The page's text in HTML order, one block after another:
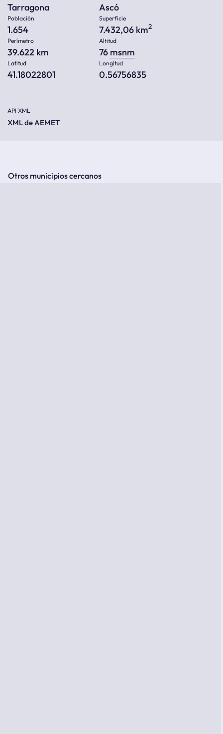
Tarragona Ascó
Población
1.654
Superficie
7.432,06 km2
Perímetro
39.622 km
Altitud
76 msnm
Latitud
41.18022801
Longitud
0.56756835
API XML
XML de AEMET
Otros municipios cercanos